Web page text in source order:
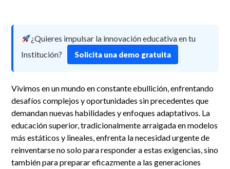
¿Quieres impulsar la innovación educativa en tu
Institución?
Solicita una demo gratuita
Vivimos en un mundo en constante ebullición, enfrentando
desafíos complejos y oportunidades sin precedentes que
demandan nuevas habilidades y enfoques adaptativos. La
educación superior, tradicionalmente arraigada en modelos
más estáticos y lineales, enfrenta la necesidad urgente de
reinventarse no solo para responder a estas exigencias, sino
también para preparar eficazmente a las generaciones